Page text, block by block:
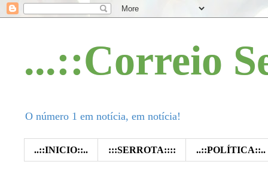
...::Correio
O número 1 em notícia, em notícia!
..::INICIO::.. :::SERROTA:::: ..::POLÍTICA::..